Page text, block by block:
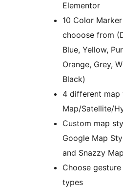
Elementor
10 Color
chooose from
Blue, Yellow,
Orange, Grey,
Black)
4 different map
Map/Satellite/
Custom map
Google Map
and Snazzy
Choose
types